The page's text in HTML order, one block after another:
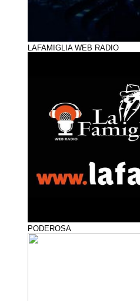
LAFAMIGLIA WEB RADIO
PODEROSA